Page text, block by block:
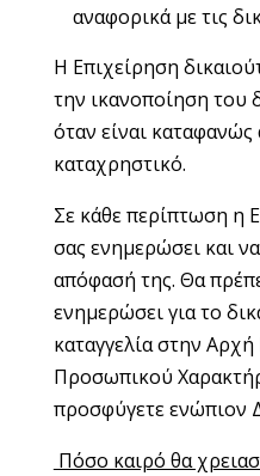
αναφορικά με τις
Η Επιχείρηση
την ικανοποίηση του
όταν είναι
καταχρηστικό.
Σε κάθε περίπτωση η
σας ενημερώσει και
απόφασή της. Θα
ενημερώσει για το
καταγγελία στην
Προσωπικού
προσφύγετε ενώπιον
Πόσο καιρό θα